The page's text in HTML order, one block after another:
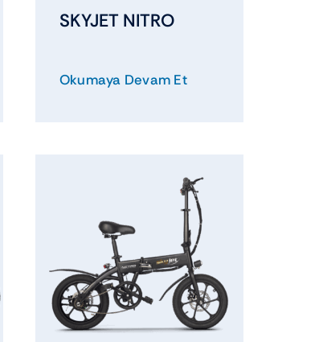
SKYJET NITRO
Okumaya Devam Et